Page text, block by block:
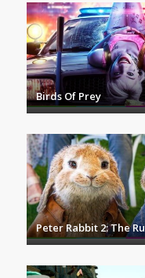
Birds Of Prey
Peter Rabbit 2: The